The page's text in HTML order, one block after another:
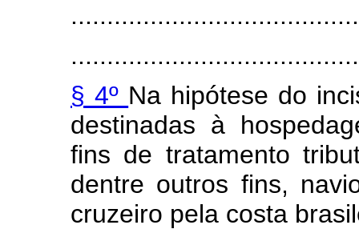
§ 4º Na hipótese do
destinadas à
fins de tratamento
dentre outros fins,
cruzeiro pela costa